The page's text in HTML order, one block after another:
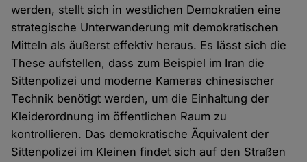
werden, stellt sich in westlichen Demokratien eine
strategische Unterwanderung mit demokratischen
Mitteln als äußerst effektiv heraus. Es lässt sich die
These aufstellen, dass zum Beispiel im Iran die
Sittenpolizei und moderne Kameras chinesischer
Technik benötigt werden, um die Einhaltung der
Kleiderordnung im öffentlichen Raum zu
kontrollieren. Das demokratische Äquivalent der
Sittenpolizei im Kleinen findet sich auf den Straßen